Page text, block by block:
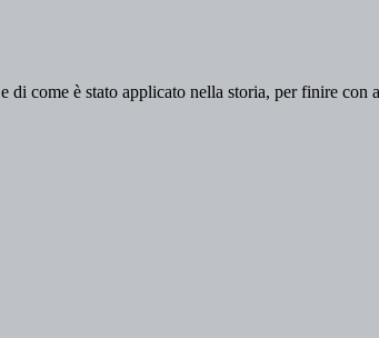
e di come è stato applicato nella storia, per finire con